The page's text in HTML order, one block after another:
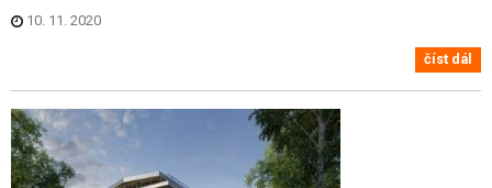
10. 11. 2020
číst dál